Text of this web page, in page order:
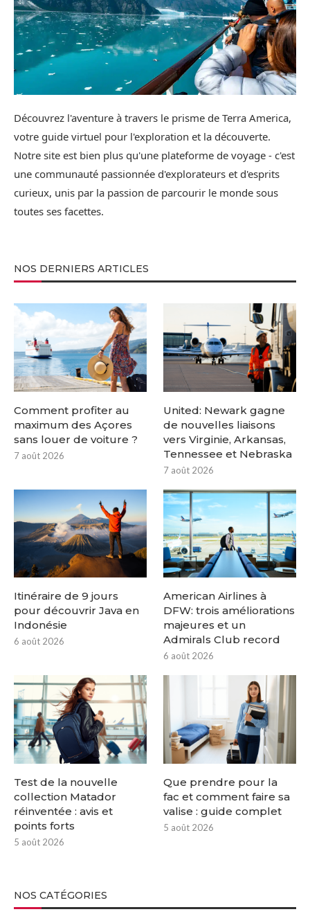
Découvrez l'aventure à travers le prisme de Terra America,
votre guide virtuel pour l'exploration et la découverte.
Notre site est bien plus qu'une plateforme de voyage - c'est
une communauté passionnée d'explorateurs et d'esprits
curieux, unis par la passion de parcourir le monde sous
toutes ses facettes.
NOS DERNIERS ARTICLES
Comment profiter au
maximum des Açores
sans louer de voiture ?
7 août 2026
United: Newark gagne
de nouvelles liaisons
vers Virginie, Arkansas,
Tennessee et Nebraska
7 août 2026
Itinéraire de 9 jours
pour découvrir Java en
Indonésie
6 août 2026
American Airlines à
DFW: trois améliorations
majeures et un
Admirals Club record
6 août 2026
Test de la nouvelle
collection Matador
réinventée : avis et
points forts
5 août 2026
Que prendre pour la
fac et comment faire sa
valise : guide complet
5 août 2026
NOS CATÉGORIES